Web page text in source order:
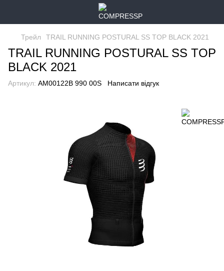
Трейл TRAIL RUNNING POSTURAL SS TOP BLACK 2021
TRAIL RUNNING POSTURAL SS TOP
BLACK 2021
Артикул: AM00122B 990 00S Написати відгук